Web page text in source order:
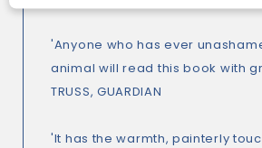
'Anyone who has ever
animal will read this book with
TRUSS, GUARDIAN
'It has the warmth, painterly